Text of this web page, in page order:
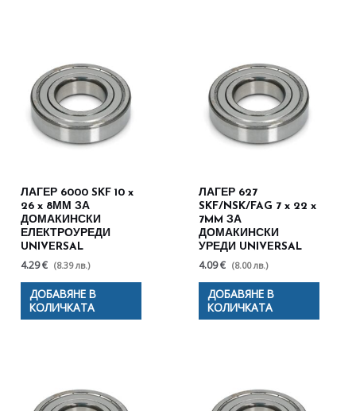
ЛАГЕР 6000 SKF 10 x
26 x 8ММ ЗА
ДОМАКИНСКИ
ЕЛЕКТРОУРЕДИ
UNIVERSAL
4.29 € (8.39 лв.)
ДОБАВЯНЕ В
КОЛИЧКАТА
ЛАГЕР 627
SKF/NSK/FAG 7 x 22 x
7MM ЗА
ДОМАКИНСКИ
УРЕДИ UNIVERSAL
4.09 € (8.00 лв.)
ДОБАВЯНЕ В
КОЛИЧКАТА